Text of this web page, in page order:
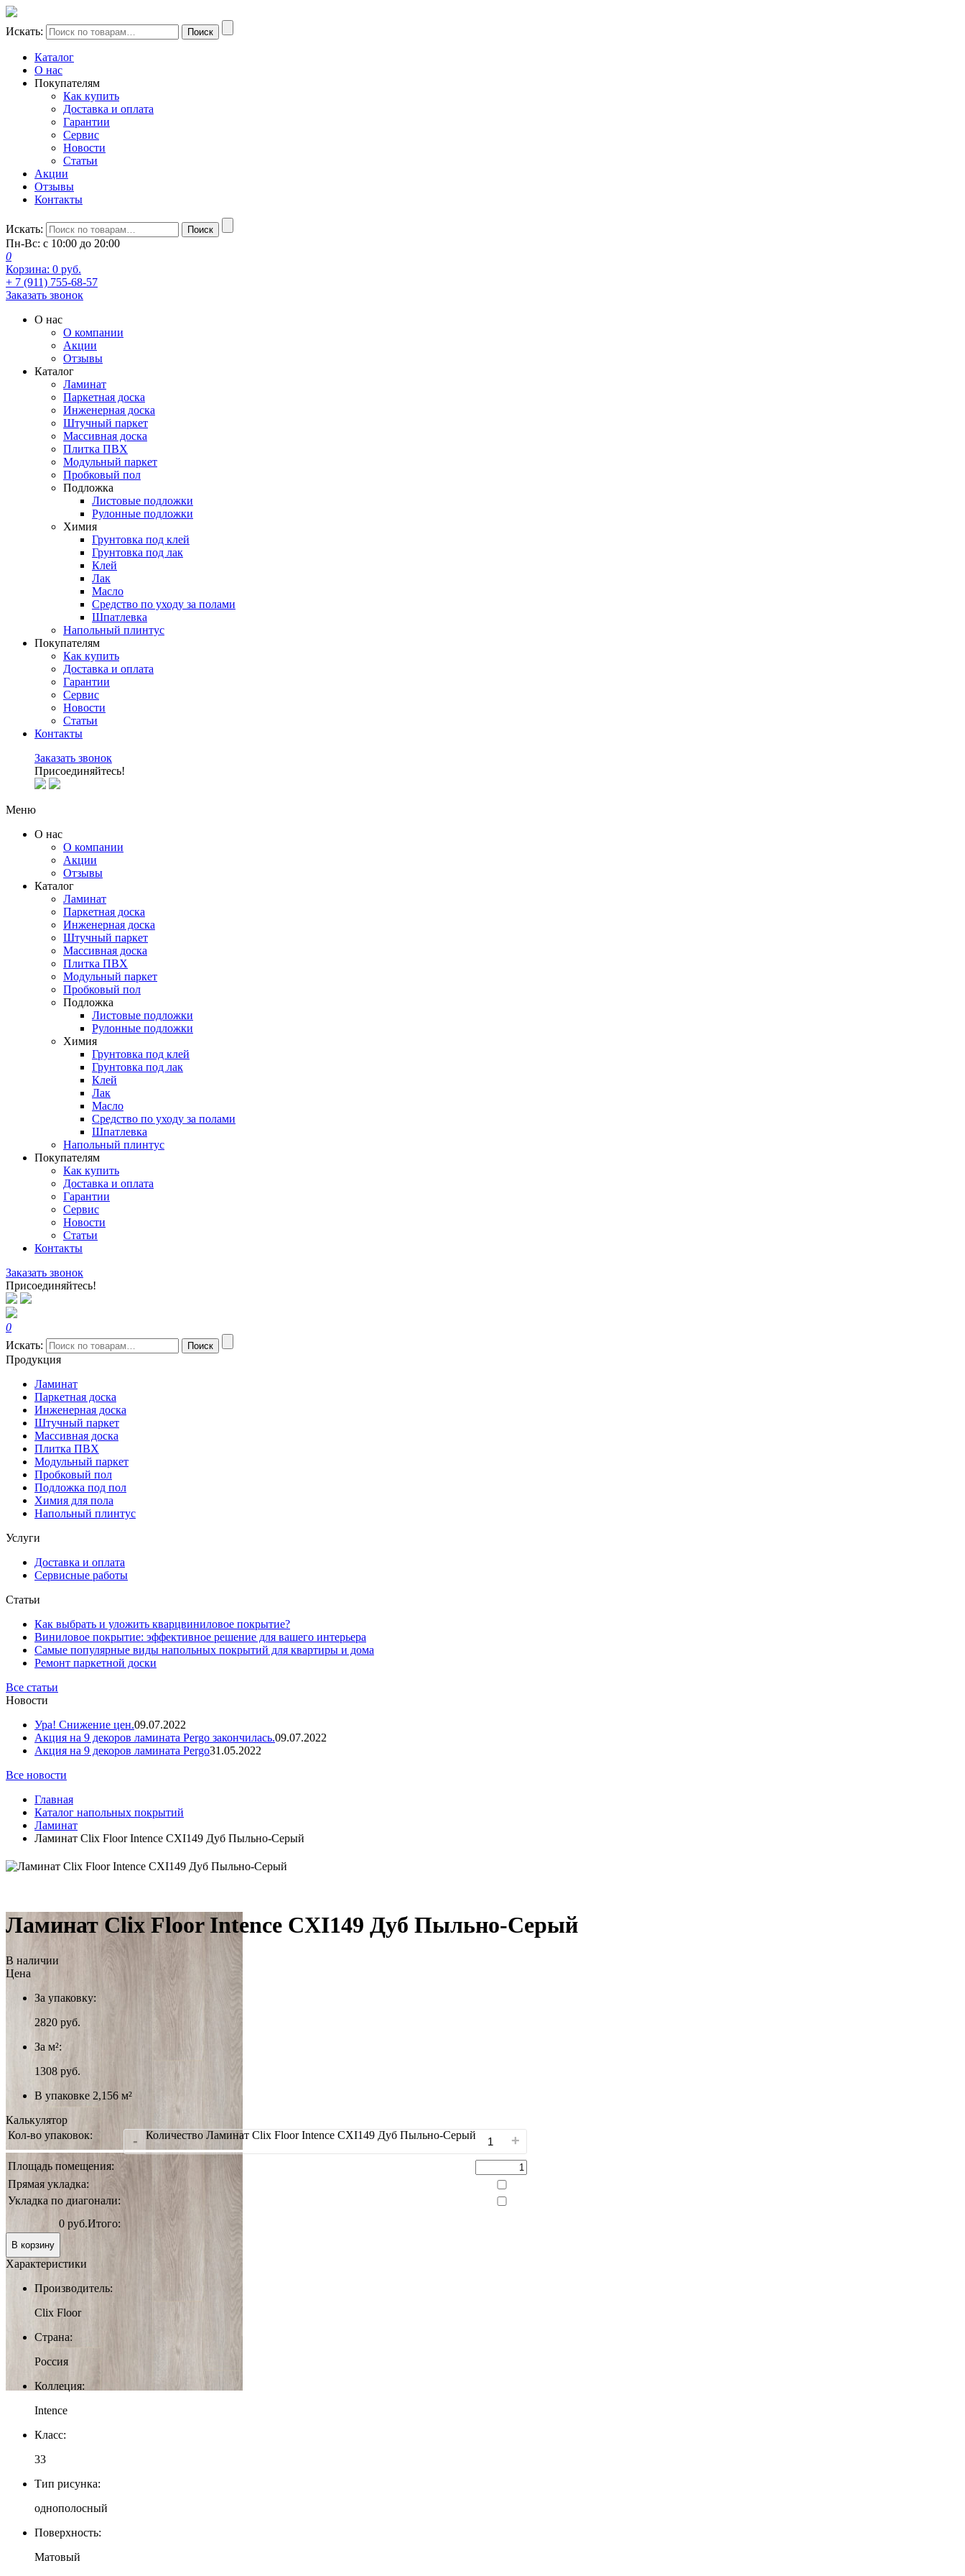
Искать: Поиск
Каталог
О нас
Покупателям
Как купить
Доставка и оплата
Гарантии
Сервис
Новости
Статьи
Акции
Отзывы
Контакты
Искать: Поиск
Пн-Вс: с 10:00 до 20:00
0
Корзина: 0 руб.
+ 7 (911) 755-68-57
Заказать звонок
О нас
О компании
Акции
Отзывы
Каталог
Ламинат
Паркетная доска
Инженерная доска
Штучный паркет
Массивная доска
Плитка ПВХ
Модульный паркет
Пробковый пол
Подложка
Листовые подложки
Рулонные подложки
Химия
Грунтовка под клей
Грунтовка под лак
Клей
Лак
Масло
Средство по уходу за полами
Шпатлевка
Напольный плинтус
Покупателям
Как купить
Доставка и оплата
Гарантии
Сервис
Новости
Статьи
Контакты
Заказать звонок
Присоединяйтесь!
Меню
О нас
О компании
Акции
Отзывы
Каталог
Ламинат
Паркетная доска
Инженерная доска
Штучный паркет
Массивная доска
Плитка ПВХ
Модульный паркет
Пробковый пол
Подложка
Листовые подложки
Рулонные подложки
Химия
Грунтовка под клей
Грунтовка под лак
Клей
Лак
Масло
Средство по уходу за полами
Шпатлевка
Напольный плинтус
Покупателям
Как купить
Доставка и оплата
Гарантии
Сервис
Новости
Статьи
Контакты
Заказать звонок
Присоединяйтесь!
0
Искать:
Поиск
Продукция
Ламинат
Паркетная доска
Инженерная доска
Штучный паркет
Массивная доска
Плитка ПВХ
Модульный паркет
Пробковый пол
Подложка под пол
Химия для пола
Напольный плинтус
Услуги
Доставка и оплата
Сервисные работы
Статьи
Как выбрать и уложить кварцвиниловое покрытие?
Виниловое покрытие: эффективное решение для вашего интерьера
Самые популярные виды напольных покрытий для квартиры и дома
Ремонт паркетной доски
Все статьи
Новости
Ура! Снижение цен.09.07.2022
Акция на 9 декоров ламината Pergo закончилась.09.07.2022
Акция на 9 декоров ламината Pergo31.05.2022
Все новости
Главная
Каталог напольных покрытий
Ламинат
Ламинат Clix Floor Intence CXI149 Дуб Пыльно-Серый
Ламинат Clix Floor Intence CXI149 Дуб Пыльно-Серый
В наличии
Цена
За упаковку:
2820 руб.
За м²:
1308 руб.
В упаковке 2,156 м²
Калькулятор
Кол-во упаковок:
- Количество Ламинат Clix Floor Intence CXI149 Дуб Пыльно-Серый +
Площадь помещения:
Прямая укладка:
Укладка по диагонали:
Итого:
0 руб.
В корзину
Характеристики
Производитель:
Clix Floor
Страна:
Россия
Коллеция:
Intence
Класс:
33
Тип рисунка:
однополосный
Поверхность:
Матовый